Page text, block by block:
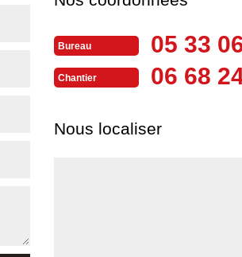
Bureau 05 33
Chantier 06 68
Nous localiser